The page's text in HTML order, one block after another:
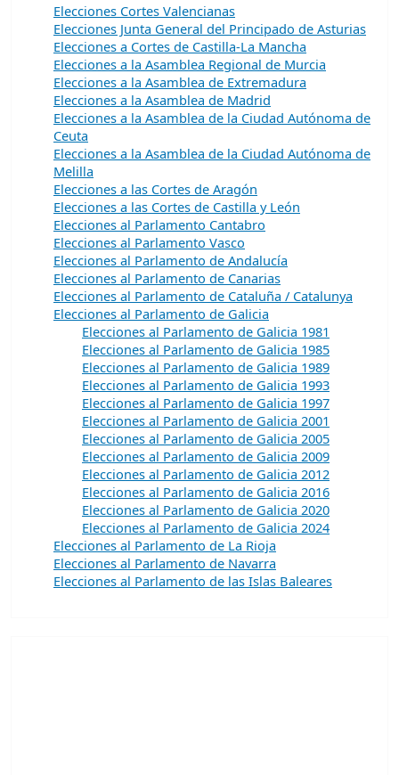
Elecciones Cortes Valencianas
Elecciones Junta General del Principado de Asturias
Elecciones a Cortes de Castilla-La Mancha
Elecciones a la Asamblea Regional de Murcia
Elecciones a la Asamblea de Extremadura
Elecciones a la Asamblea de Madrid
Elecciones a la Asamblea de la Ciudad Autónoma de
Ceuta
Elecciones a la Asamblea de la Ciudad Autónoma de
Melilla
Elecciones a las Cortes de Aragón
Elecciones a las Cortes de Castilla y León
Elecciones al Parlamento Cantabro
Elecciones al Parlamento Vasco
Elecciones al Parlamento de Andalucía
Elecciones al Parlamento de Canarias
Elecciones al Parlamento de Cataluña / Catalunya
Elecciones al Parlamento de Galicia
Elecciones al Parlamento de Galicia 1981
Elecciones al Parlamento de Galicia 1985
Elecciones al Parlamento de Galicia 1989
Elecciones al Parlamento de Galicia 1993
Elecciones al Parlamento de Galicia 1997
Elecciones al Parlamento de Galicia 2001
Elecciones al Parlamento de Galicia 2005
Elecciones al Parlamento de Galicia 2009
Elecciones al Parlamento de Galicia 2012
Elecciones al Parlamento de Galicia 2016
Elecciones al Parlamento de Galicia 2020
Elecciones al Parlamento de Galicia 2024
Elecciones al Parlamento de La Rioja
Elecciones al Parlamento de Navarra
Elecciones al Parlamento de las Islas Baleares